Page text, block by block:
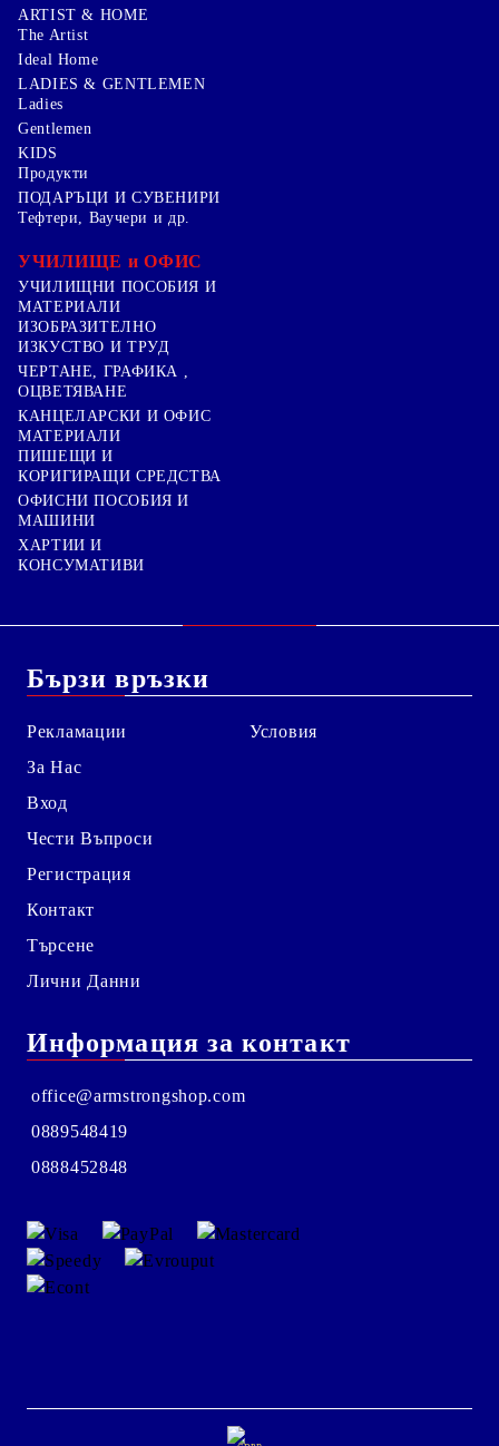
ARTIST & HOME
The Artist
Ideal Home
LADIES & GENTLEMEN
Ladies
Gentlemen
KIDS
Продукти
ПОДАРЪЦИ И СУВЕНИРИ
Тефтери, Ваучери и др.
УЧИЛИЩЕ и ОФИС
УЧИЛИЩНИ ПОСОБИЯ И
МАТЕРИАЛИ
ИЗОБРАЗИТЕЛНО
ИЗКУСТВО И ТРУД
ЧЕРТАНЕ, ГРАФИКА ,
ОЦВЕТЯВАНЕ
КАНЦЕЛАРСКИ И ОФИС
МАТЕРИАЛИ
ПИШЕЩИ И
КОРИГИРАЩИ СРЕДСТВА
ОФИСНИ ПОСОБИЯ И
МАШИНИ
ХАРТИИ И
КОНСУМАТИВИ
Бързи връзки
Рекламации
За Нас
Вход
Чести Въпроси
Регистрация
Контакт
Търсене
Лични Данни
Условия
Информация за контакт
office@armstrongshop.com
0889548419
0888452848